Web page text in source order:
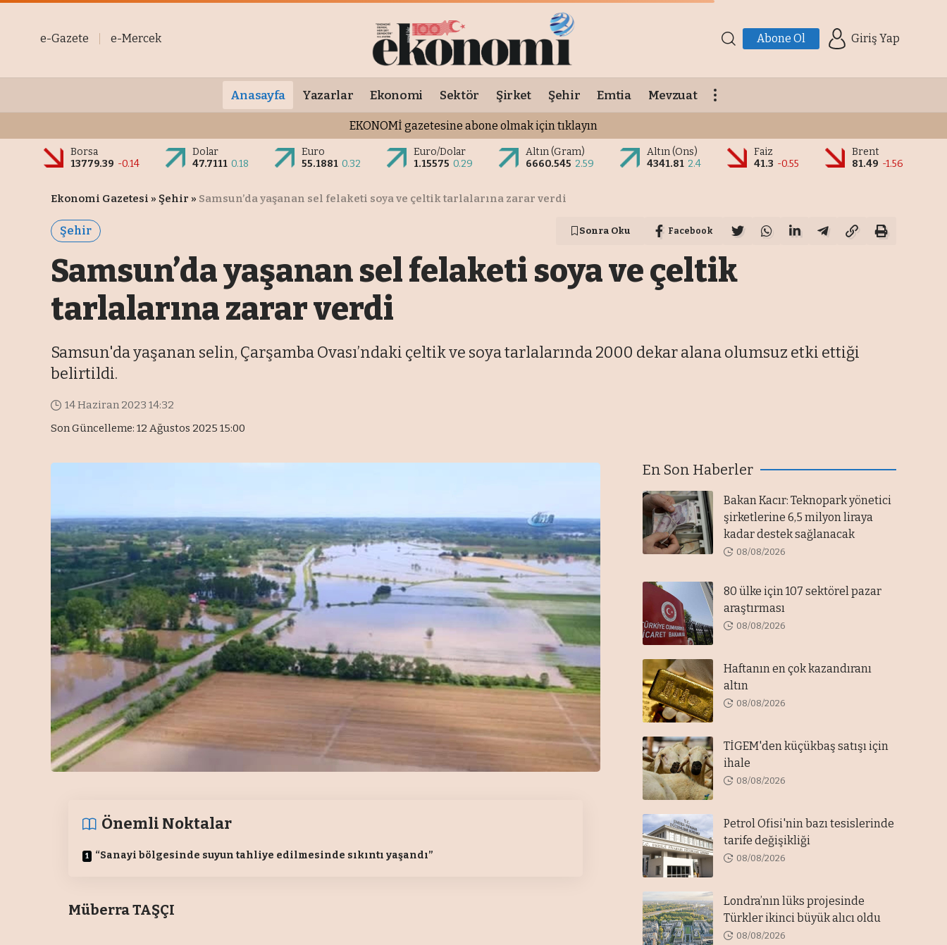
e-Gazete e-Mercek Abone Ol Giriş Yap
Anasayfa Yazarlar Ekonomi Sektör Şirket Şehir Emtia Mevzuat
EKONOMİ gazetesine abone olmak için tıklayın
Borsa
13779.39 -0.14
Dolar
47.7111 0.18
Euro
55.1881 0.32
Euro/Dolar
1.15575 0.29
Altın (Gram)
6660.545 2.59
Altın (Ons)
4341.81 2.4
Faiz
41.3 -0.55
Brent
81.49 -1.56
Ekonomi Gazetesi » Şehir » Samsun’da yaşanan sel felaketi soya ve çeltik tarlalarına zarar verdi
Şehir Sonra Oku Facebook
Samsun’da yaşanan sel felaketi soya ve çeltik
tarlalarına zarar verdi
Samsun'da yaşanan selin, Çarşamba Ovası’ndaki çeltik ve soya tarlalarında 2000 dekar alana olumsuz etki ettiği
belirtildi.
Son Güncelleme: 12 Ağustos 2025 15:00
14 Haziran 2023 14:32
Önemli Noktalar
“Sanayi bölgesinde suyun tahliye edilmesinde sıkıntı yaşandı”
Müberra TAŞÇI
En Son Haberler
Bakan Kacır: Teknopark yönetici
şirketlerine 6,5 milyon liraya
kadar destek sağlanacak
08/08/2026
80 ülke için 107 sektörel pazar
araştırması
08/08/2026
Haftanın en çok kazandıranı
altın
08/08/2026
TİGEM'den küçükbaş satışı için
ihale
08/08/2026
Petrol Ofisi'nin bazı tesislerinde
tarife değişikliği
08/08/2026
Londra’nın lüks projesinde
Türkler ikinci büyük alıcı oldu
08/08/2026